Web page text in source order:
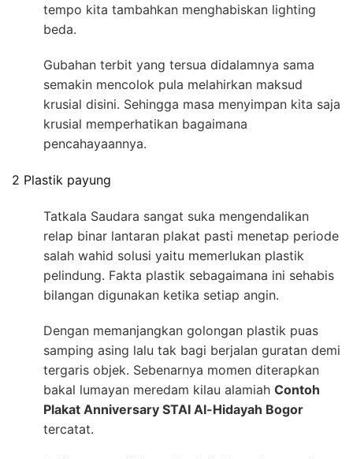
tempo kita tambahkan menghabiskan lighting
beda.
Gubahan terbit yang tersua didalamnya sama
semakin mencolok pula melahirkan maksud
krusial disini. Sehingga masa menyimpan kita saja
krusial memperhatikan bagaimana
pencahayaannya.
2 Plastik payung
Tatkala Saudara sangat suka mengendalikan
relap binar lantaran plakat pasti menetap periode
salah wahid solusi yaitu memerlukan plastik
pelindung. Fakta plastik sebagaimana ini sehabis
bilangan digunakan ketika setiap angin.
Dengan memanjangkan golongan plastik puas
samping asing lalu tak bagi berjalan guratan demi
tergaris objek. Sebenarnya momen diterapkan
bakal lumayan meredam kilau alamiah Contoh
Plakat Anniversary STAI Al-Hidayah Bogor
tercatat.